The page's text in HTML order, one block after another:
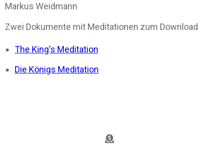
Markus Weidmann
Zwei Dokumente mit Meditationen zum Download
The King's Meditation
Die Königs Meditation